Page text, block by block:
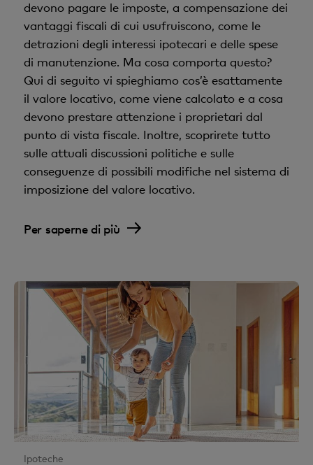
Strategia degli offerenti:ogni banca definisce
la propria politica dei tassi in modo individuale,
in base al modello aziendale e al
posizionamento sul mercato.
Pianificare il rimborso:valutate come
desiderate ammortizzare l’ipoteca e quando
sarà necessario un finanziamento successivo.
devono pagare le imposte, a compensazione dei
vantaggi fiscali di cui usufruiscono, come le
detrazioni degli interessi ipotecari e delle spese
di manutenzione. Ma cosa comporta questo?
Qui di seguito vi spieghiamo cos’è esattamente
il valore locativo, come viene calcolato e a cosa
devono prestare attenzione i proprietari dal
punto di vista fiscale. Inoltre, scoprirete tutto
sulle attuali discussioni politiche e sulle
conseguenze di possibili modifiche nel sistema di
imposizione del valore locativo.
Per saperne di più
Ipoteche